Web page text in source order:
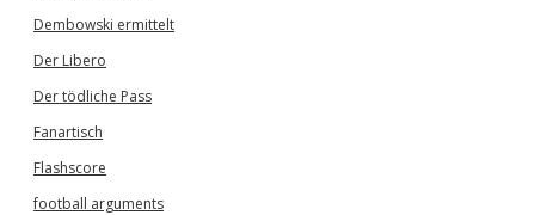
Dembowski ermittelt
Der Libero
Der tödliche Pass
Fanartisch
Flashscore
football arguments